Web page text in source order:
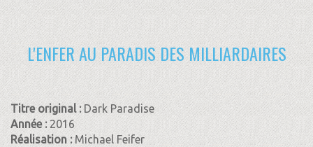
L'ENFER AU PARADIS DES MILLIARDAIRES
Titre original : Dark Paradise
Année : 2016
Réalisation :Michael Feifer